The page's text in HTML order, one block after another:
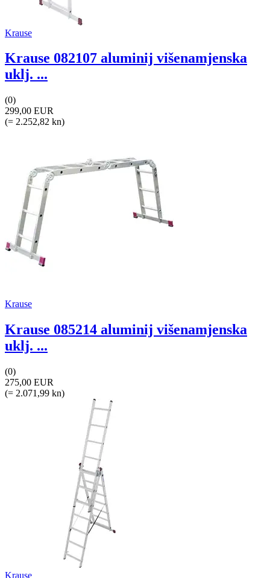
Krause
Krause 082107 aluminij višenamjenska
uklj. ...
(0)
299,00 EUR
(= 2.252,82 kn)
Krause
Krause 085214 aluminij višenamjenska
uklj. ...
(0)
275,00 EUR
(= 2.071,99 kn)
Krause